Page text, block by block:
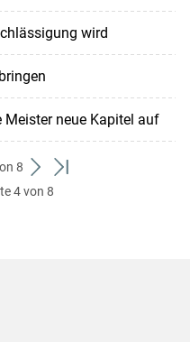
wird
neue Kapitel auf
8
weiter
zum
zum
4 von 8